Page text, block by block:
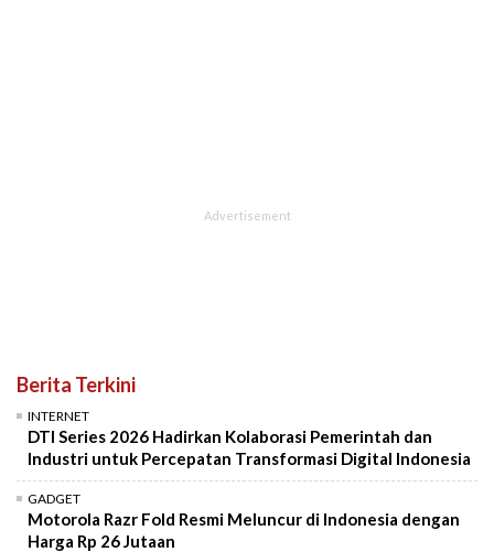
Berita Terkini
INTERNET
DTI Series 2026 Hadirkan Kolaborasi Pemerintah dan
Industri untuk Percepatan Transformasi Digital Indonesia
GADGET
Motorola Razr Fold Resmi Meluncur di Indonesia dengan
Harga Rp 26 Jutaan